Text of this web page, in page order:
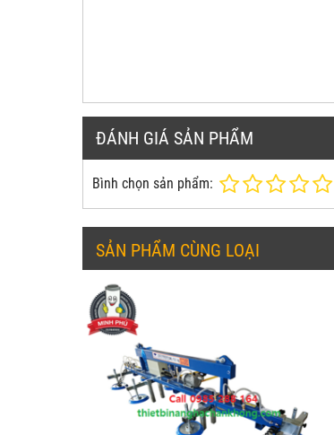
ĐÁNH GIÁ SẢN PHẨM
Bình chọn sản phẩm:
SẢN PHẨM CÙNG LOẠI